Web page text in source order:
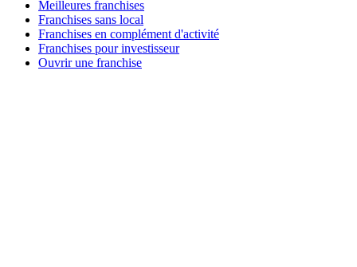
Meilleures franchises
Franchises sans local
Franchises en complément d'activité
Franchises pour investisseur
Ouvrir une franchise